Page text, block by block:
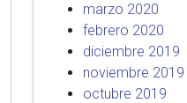
marzo 2020
febrero 2020
diciembre 2019
noviembre 2019
octubre 2019